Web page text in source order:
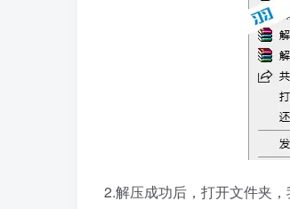
2.解压成功后，打开文件夹